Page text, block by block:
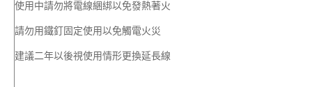
使用中請勿將電線綑綁以免發熱著火
請勿用鐵釘固定使用以免觸電火災
建議二年以後視使用情形更換延長線